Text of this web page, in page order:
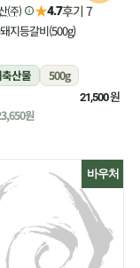
(주) ★4.7후기 7
지등갈비(500g)
산물
500g
21,500원
원
바우처